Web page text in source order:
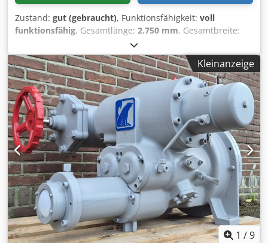
Zustand: gut (gebraucht), Funktionsfähigkeit: voll
funktionsfähig, Gesamtlänge: 2.750 mm, Gesamtbreite:
1.830 mm
2.800 mm, Platzbedarf Breite:2.850 mm, Platzbedarf
Höhe:1.900 mm, Motorenhersteller:Bitzer,
Volumenstrom:940 m³/h, Zwei gebrauchte Bitzer
Schraubenverdichter-Skids für
Tieftemperaturanwendungen mit Freon. Beide Skids
werden mit einem gemeinsamen Schaltschrank geliefert.
Ursprünglich war jeder Skid für einen eigenen
Tiefkühlraum vorgesehen, die angegebenen Leistungen in
den Spezifikationen beziehen sich jedoch auf die
kombinierte Gesamtkapazität. Skid 1 ist ausgestattet mit
zwei Bitzer HSN 7461-70-40P halbhermetischen
Schraubenverdichtern, einem Bitzer FS 3102
Flüssigkeitsabscheider, einem Bitzer OA4088
Ölabscheider, einem gelöteten Wärmeübertrager als
Economizer, einem gelöteten Wärmeübertrager zur
Kleinanzeige
1 /9